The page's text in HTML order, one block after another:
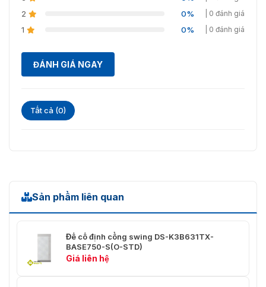
2 0% | 0 đánh giá
1 0% | 0 đánh giá
ĐÁNH GIÁ NGAY
Tất cả (0)
Sản phẩm liên quan
Đế cố định cổng swing DS-K3B631TX-
BASE750-S(O-STD)
Giá liên hệ